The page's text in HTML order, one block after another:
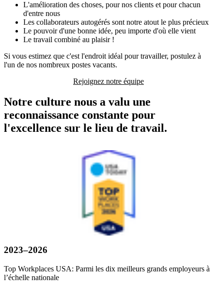
L'amélioration des choses, pour nos clients et pour chacun
d'entre nous
Les collaborateurs autogérés sont notre atout le plus précieux
Le pouvoir d'une bonne idée, peu importe d'où elle vient
Le travail combiné au plaisir !
Si vous estimez que c'est l'endroit idéal pour travailler, postulez à
l'un de nos nombreux postes vacants.
Rejoignez notre équipe
Notre culture nous a valu une
reconnaissance constante pour
l'excellence sur le lieu de travail.
2023–2026
Top Workplaces USA: Parmi les dix meilleurs grands employeurs à
l’échelle nationale